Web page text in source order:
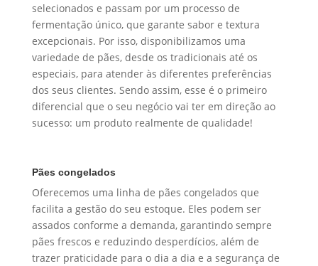
selecionados e passam por um processo de
fermentação único, que garante sabor e textura
excepcionais. Por isso, disponibilizamos uma
variedade de pães, desde os tradicionais até os
especiais, para atender às diferentes preferências
dos seus clientes. Sendo assim, esse é o primeiro
diferencial que o seu negócio vai ter em direção ao
sucesso: um produto realmente de qualidade!
Pães congelados
Oferecemos uma linha de pães congelados que
facilita a gestão do seu estoque. Eles podem ser
assados conforme a demanda, garantindo sempre
pães frescos e reduzindo desperdícios, além de
trazer praticidade para o dia a dia e a segurança de